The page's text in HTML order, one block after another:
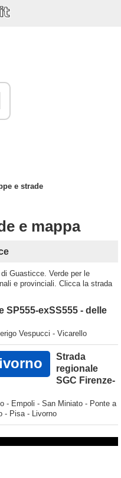
e strade
e mappa
Guasticce. Verde per le
e provinciali. Clicca la strada
SP555-exSS555 - delle
Vespucci - Vicarello
Strada
regionale
SGC Firenze-
- Empoli - San Miniato - Ponte a
- Pisa - Livorno